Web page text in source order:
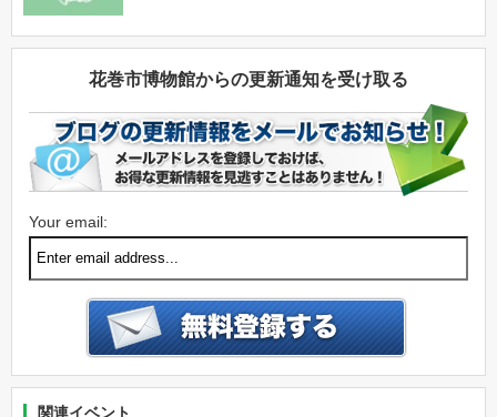
花巻市博物館からの更新通知を受け取る
Your email:
関連イベント